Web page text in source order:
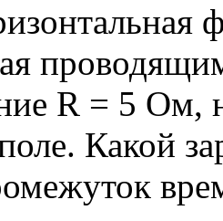
R = 5 Ом,
Какой